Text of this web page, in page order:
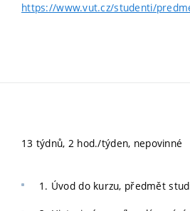
https://www.vut.cz/studenti/
13 týdnů, 2 hod./týden, nepovinné
1. Úvod do kurzu, předmět